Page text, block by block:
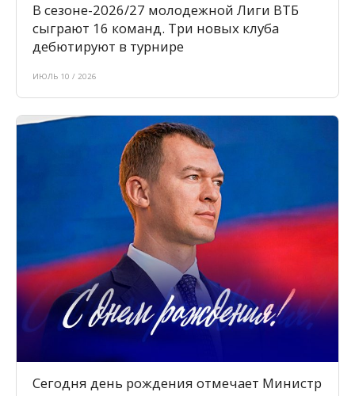
В сезоне-2026/27 молодежной Лиги ВТБ
сыграют 16 команд. Три новых клуба
дебютируют в турнире
ИЮЛЬ 10 / 2026
Сегодня день рождения отмечает Министр